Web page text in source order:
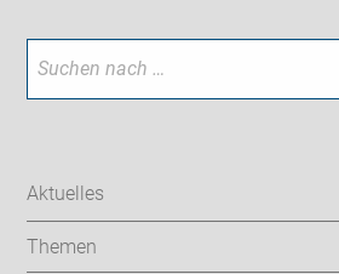
Aktuelles
Themen